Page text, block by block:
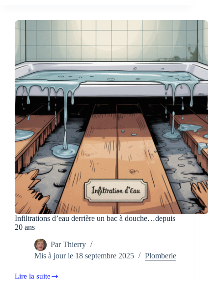
robinets
autoperçants
Infiltrations d’eau derrière un bac à douche…depuis
20 ans
Par Thierry
Mis à jour le 18 septembre 2025 Plomberie
Lire la suite
Infiltrations